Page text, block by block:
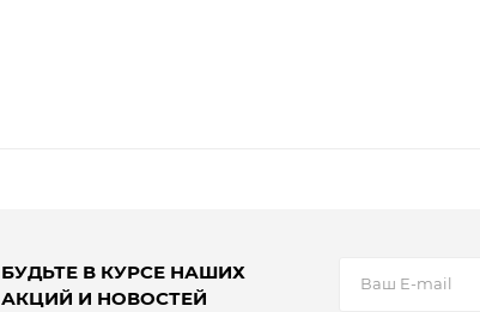
БУДЬТЕ В КУРСЕ НАШИХ
АКЦИЙ И НОВОСТЕЙ